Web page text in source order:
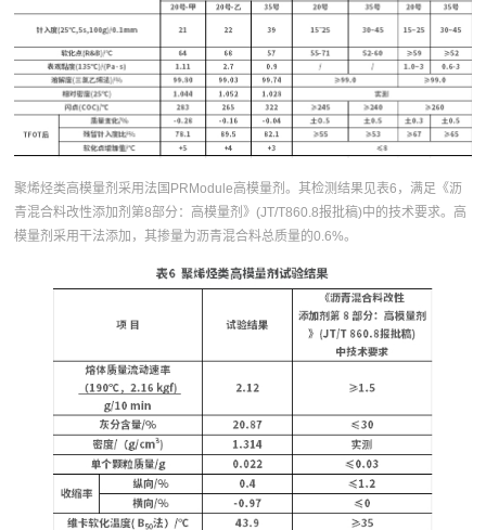
聚烯烃类高模量剂采用法国PRModule高模量剂。其检测结果见表6，满足《沥
青混合料改性添加剂第8部分：高模量剂》(JT/T860.8报批稿)中的技术要求。高
模量剂采用干法添加，其掺量为沥青混合料总质量的0.6%。